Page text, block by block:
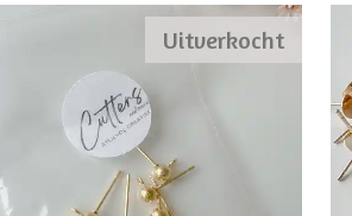
Uitverkocht